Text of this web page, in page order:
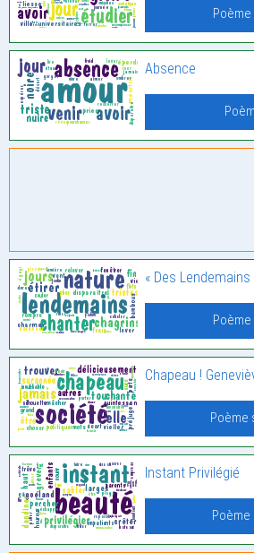
Poème
Absence
« Des
Poème
Chapeau !
Poème
Instant Privilégié
Poème